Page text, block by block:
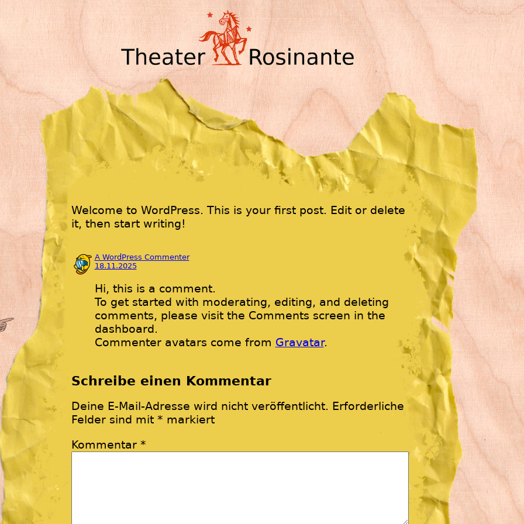
Welcome to WordPress. This is your first post. Edit or delete
it, then start writing!
A WordPress Commenter
18.11.2025
Hi, this is a comment.
To get started with moderating, editing, and deleting
comments, please visit the Comments screen in the
dashboard.
Commenter avatars come from Gravatar.
Schreibe einen Kommentar
Deine E-Mail-Adresse wird nicht veröffentlicht. Erforderliche
Felder sind mit * markiert
Kommentar *